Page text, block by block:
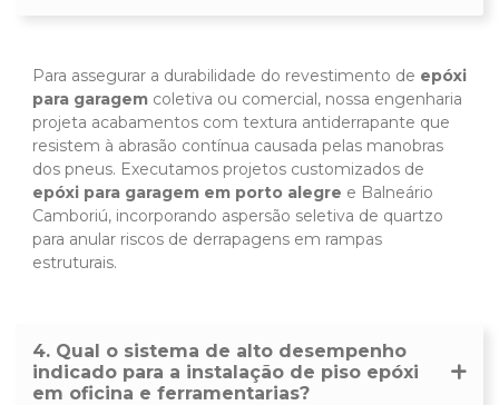
Para assegurar a durabilidade do revestimento de epóxi
para garagem coletiva ou comercial, nossa engenharia
projeta acabamentos com textura antiderrapante que
resistem à abrasão contínua causada pelas manobras
dos pneus. Executamos projetos customizados de
epóxi para garagem em porto alegre e Balneário
Camboriú, incorporando aspersão seletiva de quartzo
para anular riscos de derrapagens em rampas
estruturais.
4. Qual o sistema de alto desempenho
indicado para a instalação de piso epóxi
em oficina e ferramentarias?